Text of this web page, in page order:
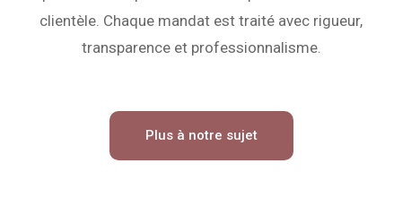
clientèle. Chaque mandat est traité avec rigueur,
transparence et professionnalisme.
Plus à notre sujet